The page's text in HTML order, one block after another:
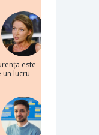
este
un lucru